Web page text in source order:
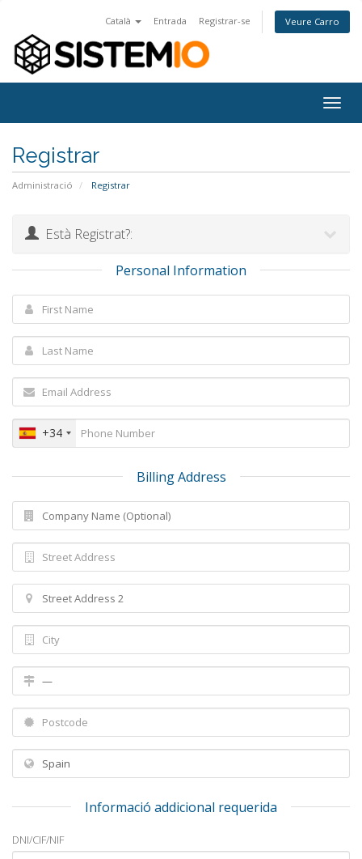
Català Entrada Registrar-se Veure Carro
Registrar
Administració Registrar
Està Registrat?:
Personal Information
+34
Billing Address
Informació addicional requerida
DNI/CIF/NIF